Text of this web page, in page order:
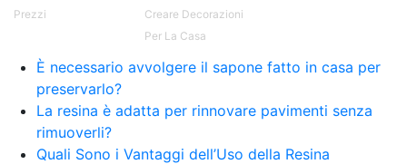
Prezzi
Creare Decorazioni
Per La Casa
È necessario avvolgere il sapone fatto in casa per
preservarlo?
La resina è adatta per rinnovare pavimenti senza
rimuoverli?
Quali Sono i Vantaggi dell’Uso della Resina